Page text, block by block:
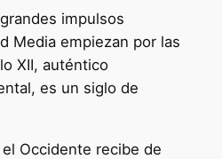
impulsos
Media empiezan por las
XII, auténtico
es un siglo de
Occidente recibe de